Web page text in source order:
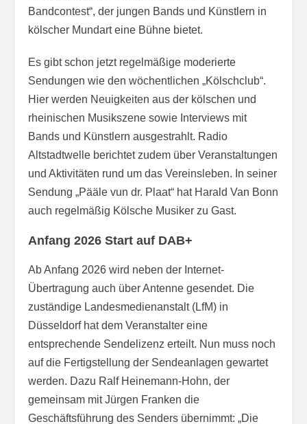
Bandcontest“, der jungen Bands und Künstlern in
kölscher Mundart eine Bühne bietet.
Es gibt schon jetzt regelmäßige moderierte
Sendungen wie den wöchentlichen „Kölschclub“.
Hier werden Neuigkeiten aus der kölschen und
rheinischen Musikszene sowie Interviews mit
Bands und Künstlern ausgestrahlt. Radio
Altstadtwelle berichtet zudem über Veranstaltungen
und Aktivitäten rund um das Vereinsleben. In seiner
Sendung „Pääle vun dr. Plaat“ hat Harald Van Bonn
auch regelmäßig Kölsche Musiker zu Gast.
Anfang 2026 Start auf DAB+
Ab Anfang 2026 wird neben der Internet-
Übertragung auch über Antenne gesendet. Die
zuständige Landesmedienanstalt (LfM) in
Düsseldorf hat dem Veranstalter eine
entsprechende Sendelizenz erteilt. Nun muss noch
auf die Fertigstellung der Sendeanlagen gewartet
werden. Dazu Ralf Heinemann-Hohn, der
gemeinsam mit Jürgen Franken die
Geschäftsführung des Senders übernimmt: „Die